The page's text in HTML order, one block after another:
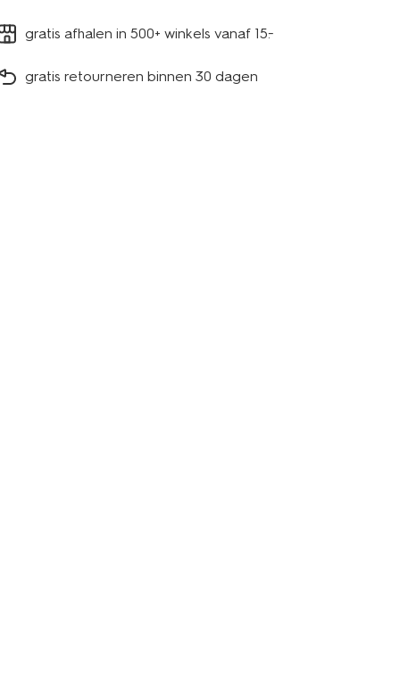
gratis afhalen in 500+ winkels vanaf 15.-
gratis retourneren binnen 30 dagen